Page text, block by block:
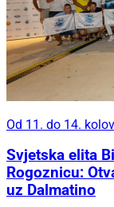
Od 11. do 14.
Svjetska elita
Rogoznicu:
uz Dalmatino